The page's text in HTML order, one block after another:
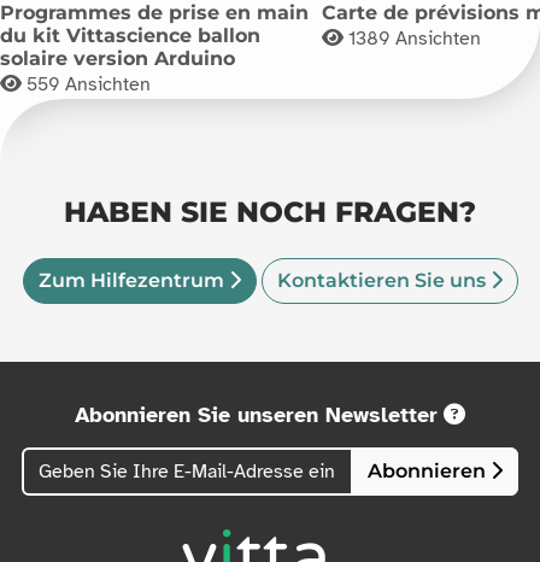
Programmes de prise en main
du kit Vittascience ballon
solaire version Arduino
559 Ansichten
Carte de prévisions
1389 Ansichten
HABEN SIE NOCH FRAGEN?
Zum Hilfezentrum Kontaktieren Sie uns
Abonnieren Sie unseren Newsletter
Abonnieren